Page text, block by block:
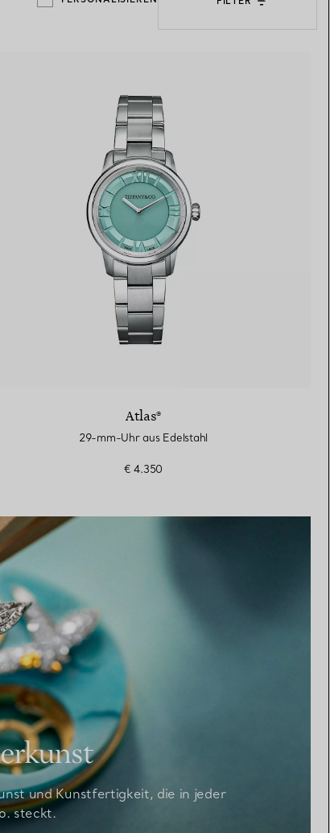
Atlas®
29-mm-Uhr aus Edelstahl
€ 4.350
und Kunstfertigkeit, die in jeder
steckt.